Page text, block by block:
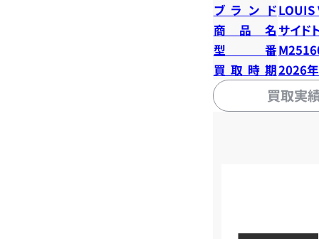
ブランドLOUIS
商品名 サイド
型番
買取時期2026
買取実